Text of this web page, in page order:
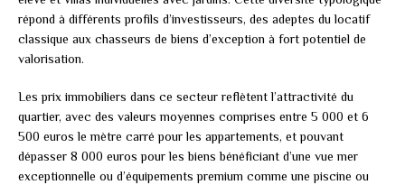
répond à différents profils d’investisseurs, des adeptes du locatif
classique aux chasseurs de biens d’exception à fort potentiel de
valorisation.
Les prix immobiliers dans ce secteur reflètent l’attractivité du
quartier, avec des valeurs moyennes comprises entre 5 000 et 6
500 euros le mètre carré pour les appartements, et pouvant
dépasser 8 000 euros pour les biens bénéficiant d’une vue mer
exceptionnelle ou d’équipements premium comme une piscine ou